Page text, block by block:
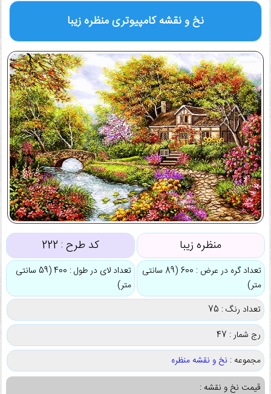
نخ و نقشه کامپیوتریمنظره زیبا
منظره زیبا کد طرح : 222
تعداد گره در عرض : 600 (89 سانتی
متر)
تعداد لای در طول : 400 (59 سانتی
متر)
تعداد رنگ : 75
رج شمار : 47
مجموعه : نخ و نقشه منظره
قیمت نخ و نقشه :